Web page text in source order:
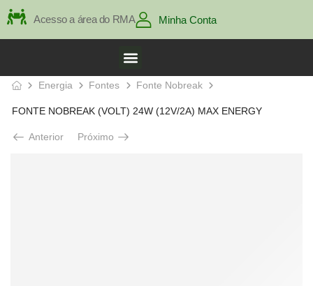
Acesso a área do RMA Minha Conta
Energia Fontes Fonte Nobreak
FONTE NOBREAK (VOLT) 24W (12V/2A) MAX ENERGY
Anterior Próximo